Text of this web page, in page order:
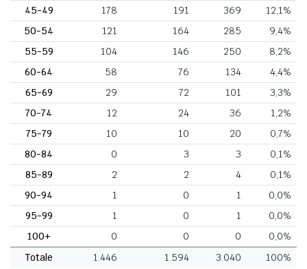
45-49
178 191 369
12,1%
50-54
121 164 285
9,4%
55-59
104 146 250
8,2%
60-64
58 76 134
4,4%
65-69
29 72 101
3,3%
70-74
12 24 36
1,2%
75-79
10 10 20
0,7%
80-84
0 3 3
0,1%
85-89
2 2 4
0,1%
90-94
1 0 1
0,0%
95-99
1 0 1
0,0%
100+
0 0 0
0,0%
Totale
1.446 1.594 3.040 100%